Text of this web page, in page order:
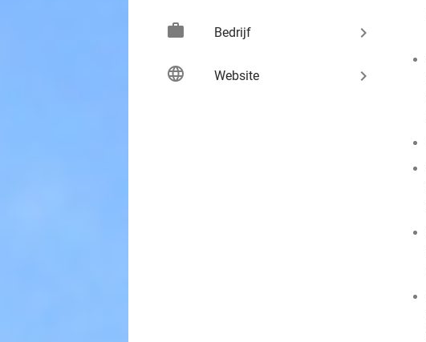
work Bedrijf keyboard_arrow_right
language Website keyboard_arrow_right